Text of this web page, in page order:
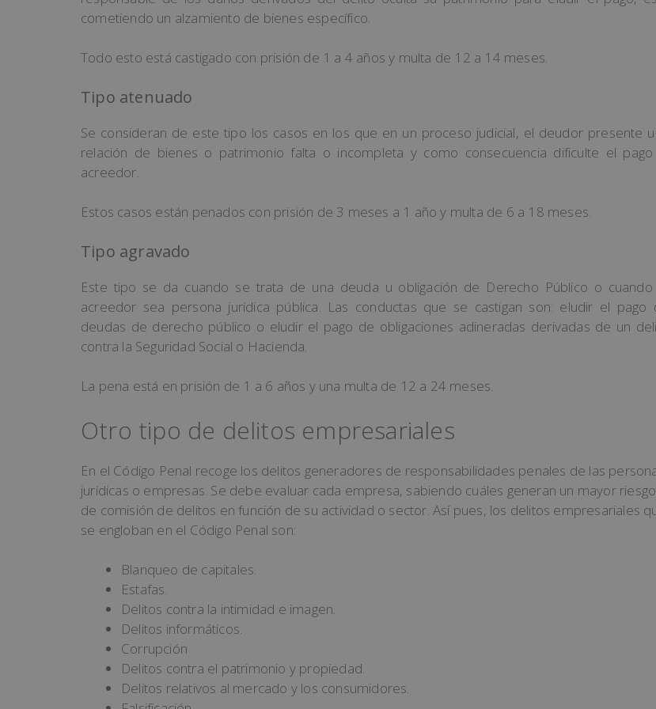
cometiendo un alzamiento de bienes específico.
Todo esto está castigado con prisión de 1 a 4 años y multa de 12 a 14 meses.
Tipo atenuado
Se consideran de este tipo los casos en los que en un proceso judicial, el deudor presente
relación de bienes o patrimonio falta o incompleta y como consecuencia dificulte el
acreedor.
Estos casos están penados con prisión de 3 meses a 1 año y multa de 6 a 18 meses.
Tipo agravado
Este tipo se da cuando se trata de una deuda u obligación de Derecho Público o
acreedor sea persona jurídica pública. Las conductas que se castigan son: eludir el pago
deudas de derecho público o eludir el pago de obligaciones adineradas derivadas de un
contra la Seguridad Social o Hacienda.
La pena está en prisión de 1 a 6 años y una multa de 12 a 24 meses.
Otro tipo de delitos empresariales
En el Código Penal recoge los delitos generadores de responsabilidades penales de las
jurídicas o empresas. Se debe evaluar cada empresa, sabiendo cuáles generan un mayor riesgo
de comisión de delitos en función de su actividad o sector. Así pues, los delitos empresariales
se engloban en el Código Penal son:
Blanqueo de capitales.
Estafas.
Delitos contra la intimidad e imagen.
Delitos informáticos.
Corrupción
Delitos contra el patrimonio y propiedad.
Delitos relativos al mercado y los consumidores.